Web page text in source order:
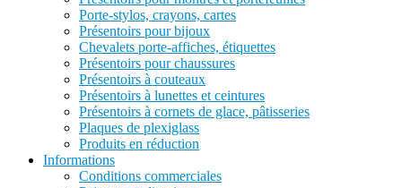
Porte-stylos, crayons, cartes
Présentoirs pour bijoux
Chevalets porte-affiches, étiquettes
Présentoirs pour chaussures
Présentoirs à couteaux
Présentoirs à lunettes et ceintures
Présentoirs à cornets de glace, pâtisseries
Plaques de plexiglass
Produits en réduction
Informations
Conditions commerciales